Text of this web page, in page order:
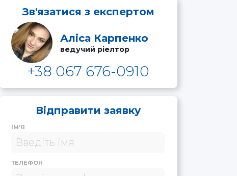
Зв'язатися з експертом
Аліса Карпенко
ведучий ріелтор
+38 067 676-0910
Відправити заявку
ІМ'Я
ТЕЛЕФОН